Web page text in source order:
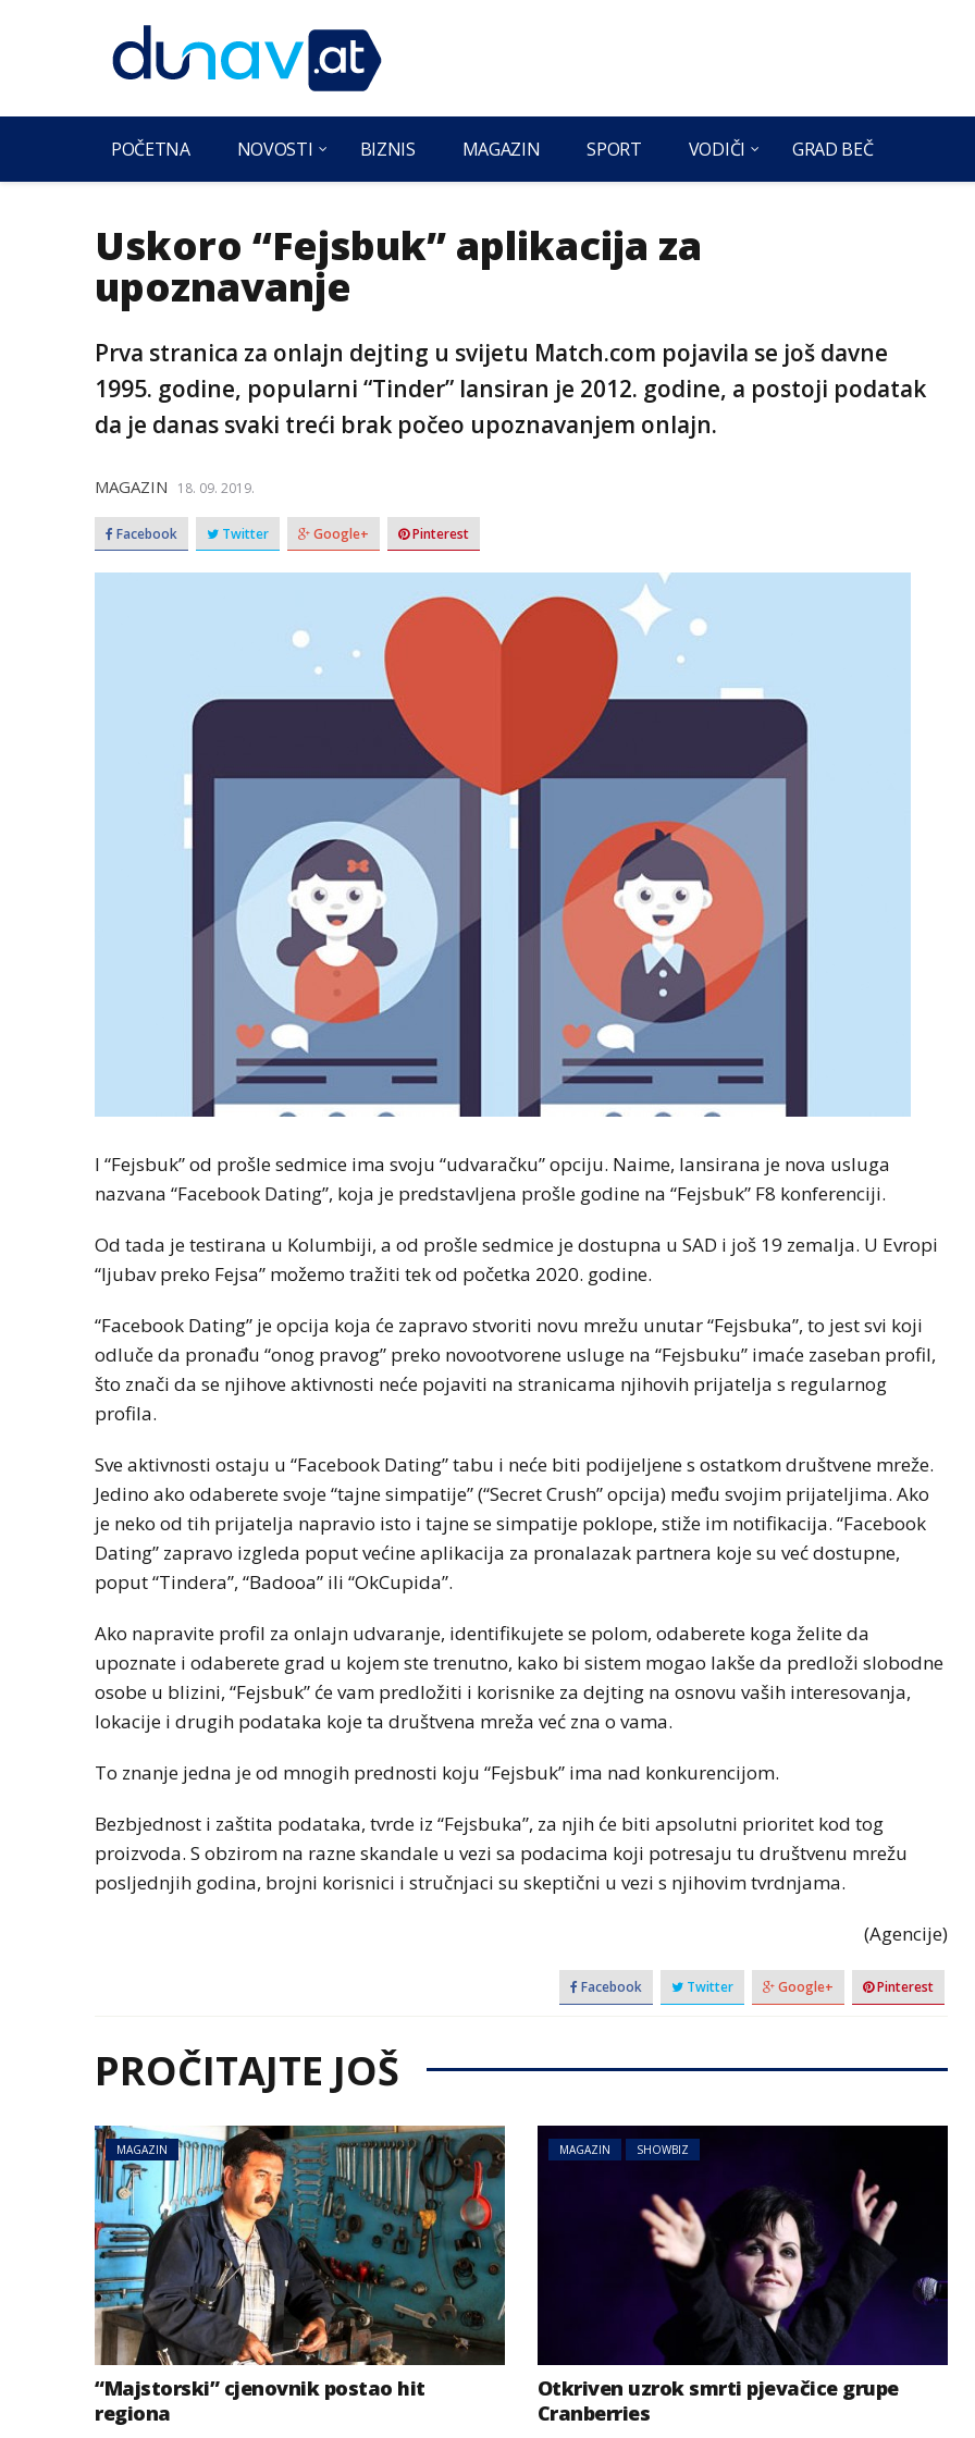
POČETNA NOVOSTI BIZNIS MAGAZIN SPORT VODIČI GRAD BEČ
Uskoro “Fejsbuk” aplikacija za
upoznavanje
Prva stranica za onlajn dejting u svijetu Match.com pojavila se još davne
1995. godine, popularni “Tinder” lansiran je 2012. godine, a postoji podatak
da je danas svaki treći brak počeo upoznavanjem onlajn.
MAGAZIN 18. 09. 2019.
Facebook Twitter Google+ Pinterest
I “Fejsbuk” od prošle sedmice ima svoju “udvaračku” opciju. Naime, lansirana je nova usluga
nazvana “Facebook Dating”, koja je predstavljena prošle godine na “Fejsbuk” F8 konferenciji.
Od tada je testirana u Kolumbiji, a od prošle sedmice je dostupna u SAD i još 19 zemalja. U Evropi
“ljubav preko Fejsa” možemo tražiti tek od početka 2020. godine.
“Facebook Dating” je opcija koja će zapravo stvoriti novu mrežu unutar “Fejsbuka”, to jest svi koji
odluče da pronađu “onog pravog” preko novootvorene usluge na “Fejsbuku” imaće zaseban profil,
što znači da se njihove aktivnosti neće pojaviti na stranicama njihovih prijatelja s regularnog
profila.
Sve aktivnosti ostaju u “Facebook Dating” tabu i neće biti podijeljene s ostatkom društvene mreže.
Jedino ako odaberete svoje “tajne simpatije” (“Secret Crush” opcija) među svojim prijateljima. Ako
je neko od tih prijatelja napravio isto i tajne se simpatije poklope, stiže im notifikacija. “Facebook
Dating” zapravo izgleda poput većine aplikacija za pronalazak partnera koje su već dostupne,
poput “Tindera”, “Badooa” ili “OkCupida”.
Ako napravite profil za onlajn udvaranje, identifikujete se polom, odaberete koga želite da
upoznate i odaberete grad u kojem ste trenutno, kako bi sistem mogao lakše da predloži slobodne
osobe u blizini, “Fejsbuk” će vam predložiti i korisnike za dejting na osnovu vaših interesovanja,
lokacije i drugih podataka koje ta društvena mreža već zna o vama.
To znanje jedna je od mnogih prednosti koju “Fejsbuk” ima nad konkurencijom.
Bezbjednost i zaštita podataka, tvrde iz “Fejsbuka”, za njih će biti apsolutni prioritet kod tog
proizvoda. S obzirom na razne skandale u vezi sa podacima koji potresaju tu društvenu mrežu
posljednjih godina, brojni korisnici i stručnjaci su skeptični u vezi s njihovim tvrdnjama.
(Agencije)
Facebook Twitter Google+ Pinterest
PROČITAJTE JOŠ
MAGAZIN
“Majstorski” cjenovnik postao hit
regiona
MAGAZIN SHOWBIZ
Otkriven uzrok smrti pjevačice grupe
Cranberries